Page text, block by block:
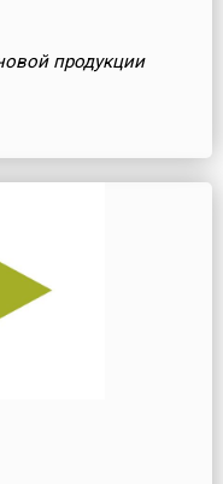
продукции